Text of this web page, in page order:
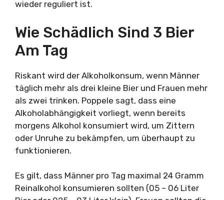
wieder reguliert ist.
Wie Schädlich Sind 3 Bier
Am Tag
Riskant wird der Alkoholkonsum, wenn Männer
täglich mehr als drei kleine Bier und Frauen mehr
als zwei trinken. Poppele sagt, dass eine
Alkoholabhängigkeit vorliegt, wenn bereits
morgens Alkohol konsumiert wird, um Zittern
oder Unruhe zu bekämpfen, um überhaupt zu
funktionieren.
Es gilt, dass Männer pro Tag maximal 24 Gramm
Reinalkohol konsumieren sollten (05 – 06 Liter